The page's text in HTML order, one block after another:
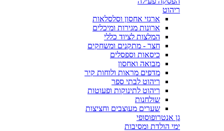
ריהוט
ארגזי אחסון וסלסלאות
ארונות מגירות ומיכלים
המלצות לציוד כללי
חצר - מתקנים ומשחקים
כיסאות וספסלים
מבואה ואחסון
מדפים מראות ולוחות קיר
ריהוט לבתי ספר
ריהוט לתינוקות ופעוטות
שולחנות
שערים מעוצבים וחציצות
גן אנטרופוסופי
ימי הולדת ומסיבות